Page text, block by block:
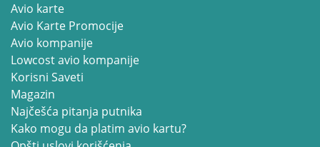
Avio karte
Avio Karte Promocije
Avio kompanije
Lowcost avio kompanije
Korisni Saveti
Magazin
Najčešća pitanja putnika
Kako mogu da platim avio kartu?